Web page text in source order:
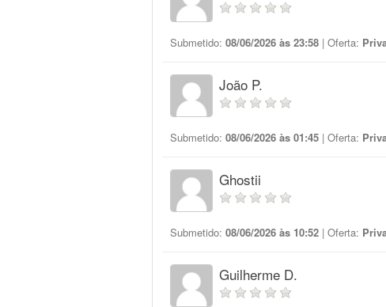
Submetido: 08/06/2026 às 23:58 | Oferta:
João P.
Submetido: 08/06/2026 às 01:45 | Oferta:
Ghostii
Submetido: 08/06/2026 às 10:52 | Oferta:
Guilherme D.